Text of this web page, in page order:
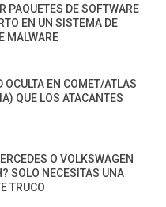
PAQUETES DE SOFTWARE
EN UN SISTEMA DE
MALWARE
OCULTA EN COMET/ATLAS
QUE LOS ATACANTES
O VOLKSWAGEN
SOLO NECESITAS UNA
TRUCO